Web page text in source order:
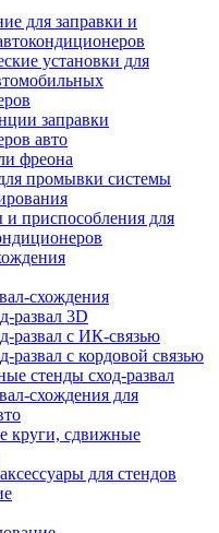
для заправки и
установки для
заправки
авто
фреона
промывки системы
и приспособления для
схождения
развал 3D
развал с ИК-связью
развал с кордовой связью
стенды сход-развал
схождения для
круги, сдвижные
для стендов